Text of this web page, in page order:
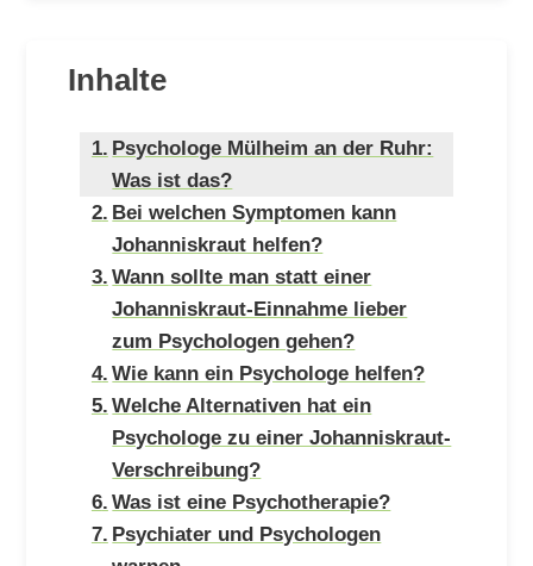
Inhalte
Psychologe Mülheim an der Ruhr:
Was ist das?
Bei welchen Symptomen kann
Johanniskraut helfen?
Wann sollte man statt einer
Johanniskraut-Einnahme lieber
zum Psychologen gehen?
Wie kann ein Psychologe helfen?
Welche Alternativen hat ein
Psychologe zu einer Johanniskraut-
Verschreibung?
Was ist eine Psychotherapie?
Psychiater und Psychologen